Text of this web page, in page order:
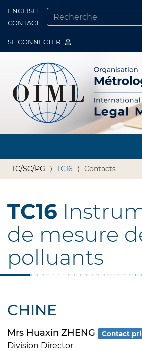
ENGLISH
CONTACT
SE CONNECTER
TC/SC/PG TC16 Contacts
TC16
de mesure
polluants
CHINE
Mrs Huaxin ZHENG Contact
Division Director